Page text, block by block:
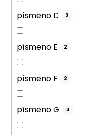
písmeno D 2
písmeno E 2
písmeno F 2
písmeno G 3